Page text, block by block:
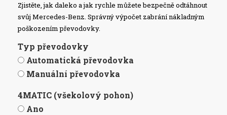
Zjistěte, jak daleko a jak rychle můžete bezpečně odtáhnout
svůj Mercedes-Benz. Správný výpočet zabrání nákladným
poškozením převodovky.
Typ převodovky
Automatická převodovka
Manuální převodovka
4MATIC (všekolový pohon)
Ano